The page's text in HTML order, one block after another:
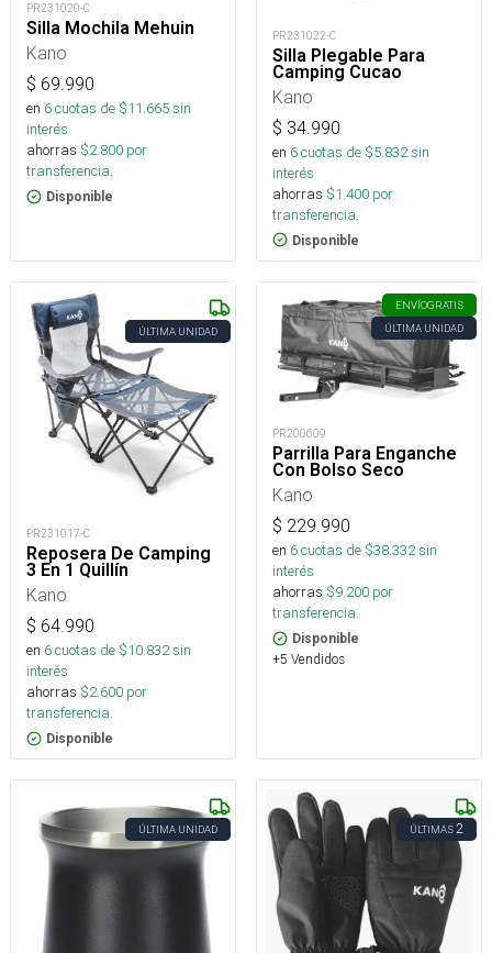
PR231020-C
Silla Mochila Mehuin
Kano
$ 69.990
en 6cuotas de $11.665sin
interés
ahorras $2.800 por
transferencia.
Disponible
PR231022-C
Silla Plegable Para
Camping Cucao
Kano
$ 34.990
en 6cuotas de $5.832sin
interés
ahorras $1.400 por
transferencia.
Disponible
ÚLTIMA UNIDAD
PR231017-C
Reposera De Camping
3 En 1 Quillín
Kano
$ 64.990
en 6cuotas de $10.832sin
interés
ahorras $2.600 por
transferencia.
Disponible
ENVÍOGRATIS
ÚLTIMA UNIDAD
PR200609
Parrilla Para Enganche
Con Bolso Seco
Kano
$ 229.990
en 6cuotas de $38.332sin
interés
ahorras $9.200 por
transferencia.
Disponible
+5 Vendidos
ÚLTIMA UNIDAD ÚLTIMAS2